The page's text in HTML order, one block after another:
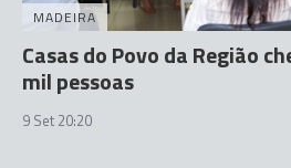
MADEIRA
Casas do Povo da Região
mil pessoas
9 Set 20:20